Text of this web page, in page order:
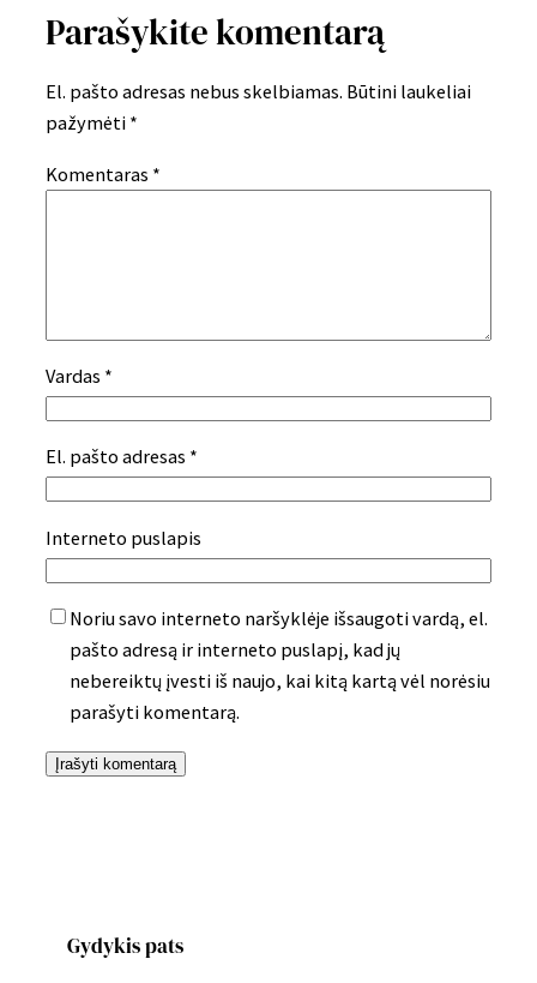
Parašykite komentarą
El. pašto adresas nebus skelbiamas. Būtini laukeliai
pažymėti *
Komentaras *
Vardas *
El. pašto adresas *
Interneto puslapis
Noriu savo interneto naršyklėje išsaugoti vardą, el.
pašto adresą ir interneto puslapį, kad jų
nebereiktų įvesti iš naujo, kai kitą kartą vėl norėsiu
parašyti komentarą.
Gydykis pats